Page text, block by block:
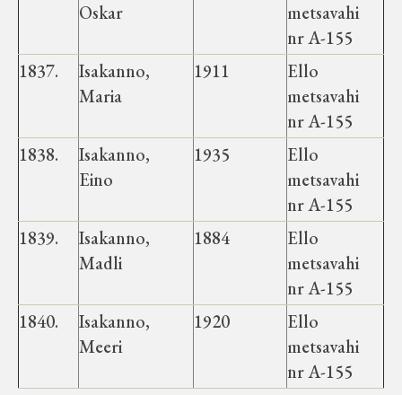
Oskar
metsavahi
nr A-155
1837.
Isakanno,
Maria
1911
Ello
metsavahi
nr A-155
1838.
Isakanno,
Eino
1935
Ello
metsavahi
nr A-155
1839.
Isakanno,
Madli
1884
Ello
metsavahi
nr A-155
1840.
Isakanno,
Meeri
1920
Ello
metsavahi
nr A-155